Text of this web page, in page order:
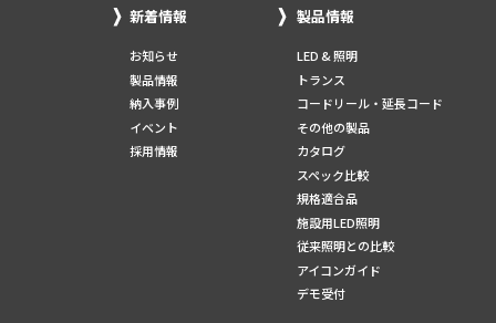
新着情報
お知らせ
製品情報
納入事例
イベント
採用情報
製品情報
LED & 照明
トランス
コードリール・延長コード
その他の製品
カタログ
スペック比較
規格適合品
施設用LED照明
従来照明との比較
アイコンガイド
デモ受付